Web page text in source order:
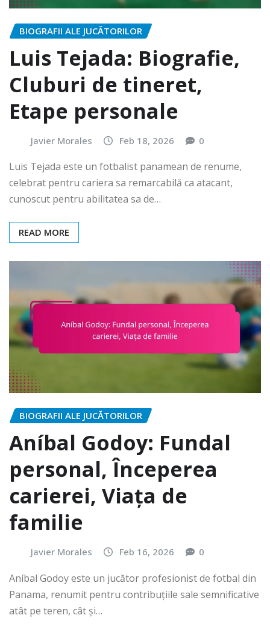
BIOGRAFII ALE JUCĂTORILOR
Luis Tejada: Biografie,
Cluburi de tineret,
Etape personale
Javier Morales Feb 18, 2026 0
Luis Tejada este un fotbalist panamean de renume,
celebrat pentru cariera sa remarcabilă ca atacant,
cunoscut pentru abilitatea sa de…
READ MORE
BIOGRAFII ALE JUCĂTORILOR
Aníbal Godoy: Fundal
personal, Începerea
carierei, Viața de
familie
Javier Morales Feb 16, 2026 0
Aníbal Godoy este un jucător profesionist de fotbal din
Panama, renumit pentru contribuțiile sale semnificative
atât pe teren, cât și…